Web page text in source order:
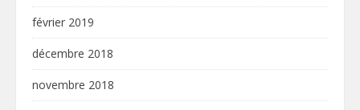
février 2019
décembre 2018
novembre 2018